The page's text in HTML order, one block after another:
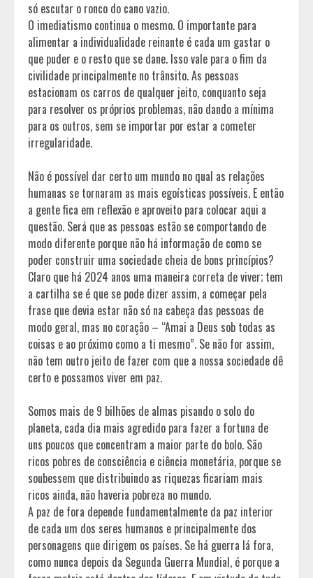
só escutar o ronco do cano vazio.
O imediatismo continua o mesmo. O importante para
alimentar a individualidade reinante é cada um gastar o
que puder e o resto que se dane. Isso vale para o fim da
civilidade principalmente no trânsito. As pessoas
estacionam os carros de qualquer jeito, conquanto seja
para resolver os próprios problemas, não dando a mínima
para os outros, sem se importar por estar a cometer
irregularidade.
Não é possível dar certo um mundo no qual as relações
humanas se tornaram as mais egoísticas possíveis. E então
a gente fica em reflexão e aproveito para colocar aqui a
questão. Será que as pessoas estão se comportando de
modo diferente porque não há informação de como se
poder construir uma sociedade cheia de bons princípios?
Claro que há 2024 anos uma maneira correta de viver; tem
a cartilha se é que se pode dizer assim, a começar pela
frase que devia estar não só na cabeça das pessoas de
modo geral, mas no coração – “Amai a Deus sob todas as
coisas e ao próximo como a ti mesmo”. Se não for assim,
não tem outro jeito de fazer com que a nossa sociedade dê
certo e possamos viver em paz.
Somos mais de 9 bilhões de almas pisando o solo do
planeta, cada dia mais agredido para fazer a fortuna de
uns poucos que concentram a maior parte do bolo. São
ricos pobres de consciência e ciência monetária, porque se
soubessem que distribuindo as riquezas ficariam mais
ricos ainda, não haveria pobreza no mundo.
A paz de fora depende fundamentalmente da paz interior
de cada um dos seres humanos e principalmente dos
personagens que dirigem os países. Se há guerra lá fora,
como nunca depois da Segunda Guerra Mundial, é porque a